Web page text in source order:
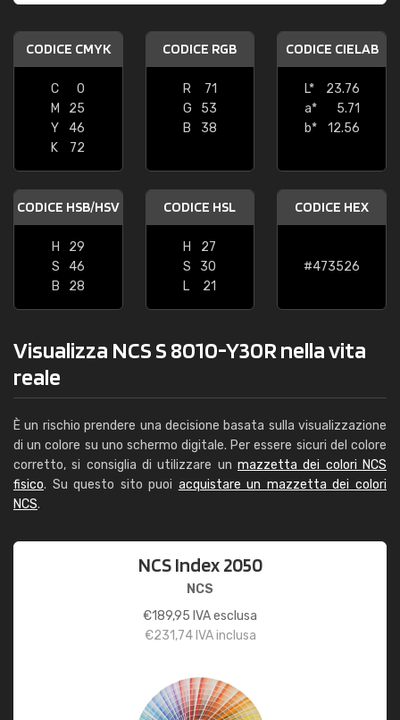
CODICE CMYK
C
0
M
25
Y
46
K
72
CODICE RGB
R
71
G
53
B
38
CODICE CIELAB
L*
23.76
a*
5.71
b*
12.56
CODICE HSB/HSV
H
29
S
46
B
28
CODICE HSL
H
27
S
30
L
21
CODICE HEX
#473526
Visualizza NCS S 8010-Y30R nella vita
reale
È un rischio prendere una decisione basata sulla visualizzazione
di un colore su uno schermo digitale. Per essere sicuri del colore
corretto, si consiglia di utilizzare un mazzetta dei colori NCS
fisico. Su questo sito puoi acquistare un mazzetta dei colori
NCS.
NCS Index 2050
NCS
€189,95 IVA esclusa
€231,74IVA inclusa